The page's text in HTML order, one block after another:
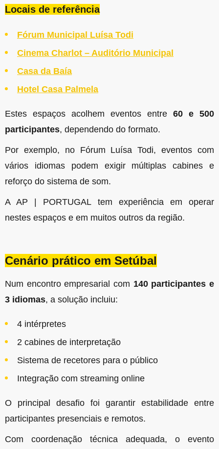
Locais de referência
Fórum Municipal Luísa Todi
Cinema Charlot – Auditório Municipal
Casa da Baía
Hotel Casa Palmela
Estes espaços acolhem eventos entre 60 e 500
participantes, dependendo do formato.
Por exemplo, no Fórum Luísa Todi, eventos com
vários idiomas podem exigir múltiplas cabines e
reforço do sistema de som.
A AP | PORTUGAL tem experiência em operar
nestes espaços e em muitos outros da região.
Cenário prático em Setúbal
Num encontro empresarial com 140 participantes e
3 idiomas, a solução incluiu:
4 intérpretes
2 cabines de interpretação
Sistema de recetores para o público
Integração com streaming online
O principal desafio foi garantir estabilidade entre
participantes presenciais e remotos.
Com coordenação técnica adequada, o evento